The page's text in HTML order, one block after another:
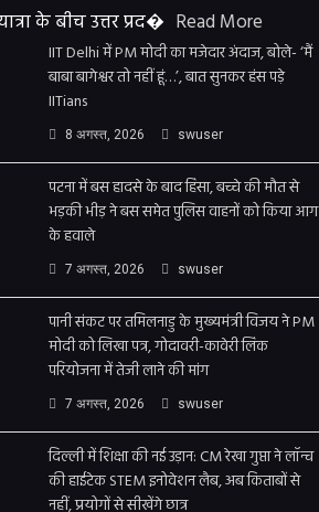
के बीच उत्तर प्रद� Read More
IIT Delhi में PM मोदी का मजेदार अंदाज, बोले- ‘मैं
बाबा बागेश्वर तो नहीं हूं…’, बात सुनकर हंस पड़े
IITians
8 अगस्त, 2026 swuser
पटना में बस हादसे के बाद हिंसा, बच्चे की मौत से
भड़की भीड़ ने बस समेत पुलिस वाहनों को किया आग
के हवाले
7 अगस्त, 2026 swuser
पानी संकट पर तमिलनाडु के मुख्यमंत्री विजय ने PM
मोदी को लिखा पत्र, गोदावरी-कावेरी लिंक
परियोजना में तेजी लाने की मांग
7 अगस्त, 2026 swuser
दिल्ली में शिक्षा की नई उड़ान: CM रेखा गुप्ता ने लॉन्च
की हाईटेक STEM इनोवेशन लैब, अब किताबों से
नहीं, प्रयोगों से सीखेंगे छात्र